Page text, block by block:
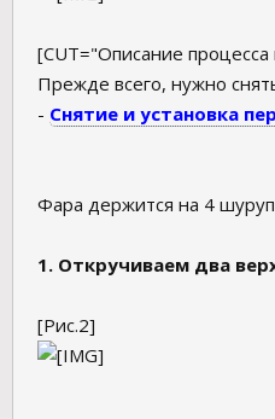
[CUT="Описание
Прежде всего, нужно
- Снятие и установка
Фара держится на 4
1. Откручиваем два
[Рис.2]